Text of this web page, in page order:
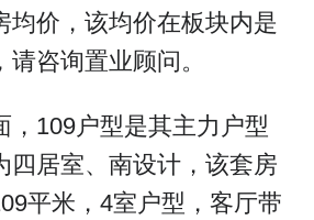
均价，该均价在板块内是
咨询置业顾问。
，109户型是其主力户型
四居室、南设计，该套房
平米，4室户型，客厅带